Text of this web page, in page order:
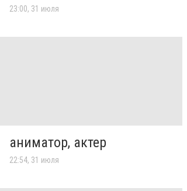
23:00, 31 июля
аниматор, актер
22:54, 31 июля